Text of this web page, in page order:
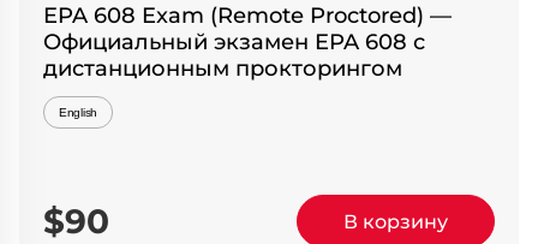
EPA 608 Exam (Remote Proctored) —
Официальный экзамен EPA 608 с
дистанционным прокторингом
English
$90 В корзину